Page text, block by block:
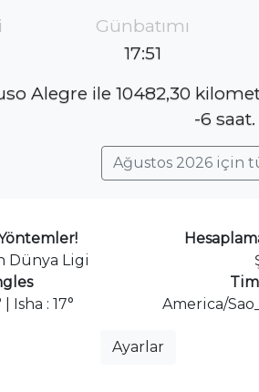
Günbatımı
17:51
Alegre ile 10482,30
-6 saat.
Ağustos 2026 için
Dünya Ligi
| Isha : 17°
America/
Ayarlar